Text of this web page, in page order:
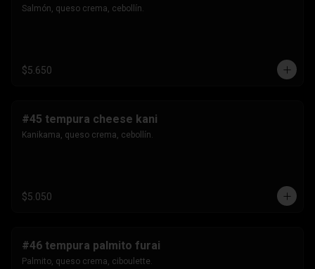
Salmón, queso crema, cebollín.
$5.650
#45 tempura cheese kani
Kanikama, queso crema, cebollín.
$5.050
#46 tempura palmito furai
Palmito, queso crema, ciboulette.